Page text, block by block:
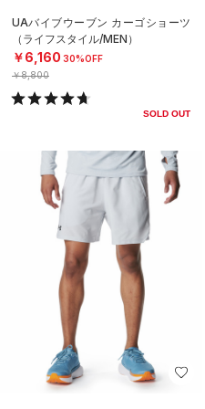
UAバイブウーブン カーゴショーツ
（ライフスタイル/MEN）
￥6,160 30%OFF
￥8,800
SOLD OUT